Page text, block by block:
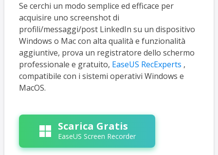
Se cerchi un modo semplice ed efficace per
acquisire uno screenshot di
profili/messaggi/post LinkedIn su un dispositivo
Windows o Mac con alta qualità e funzionalità
aggiuntive, prova un registratore dello schermo
professionale e gratuito, EaseUS RecExperts ,
compatibile con i sistemi operativi Windows e
MacOS.
Scarica Gratis
EaseUS Screen Recorder